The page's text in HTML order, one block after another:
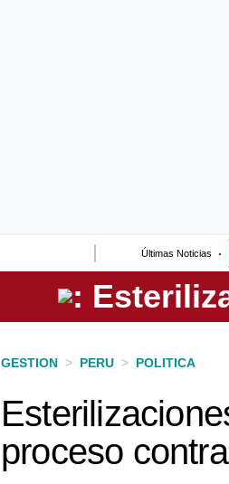
Últimas Noticias
GESTION > PERU > POLITICA
proceso